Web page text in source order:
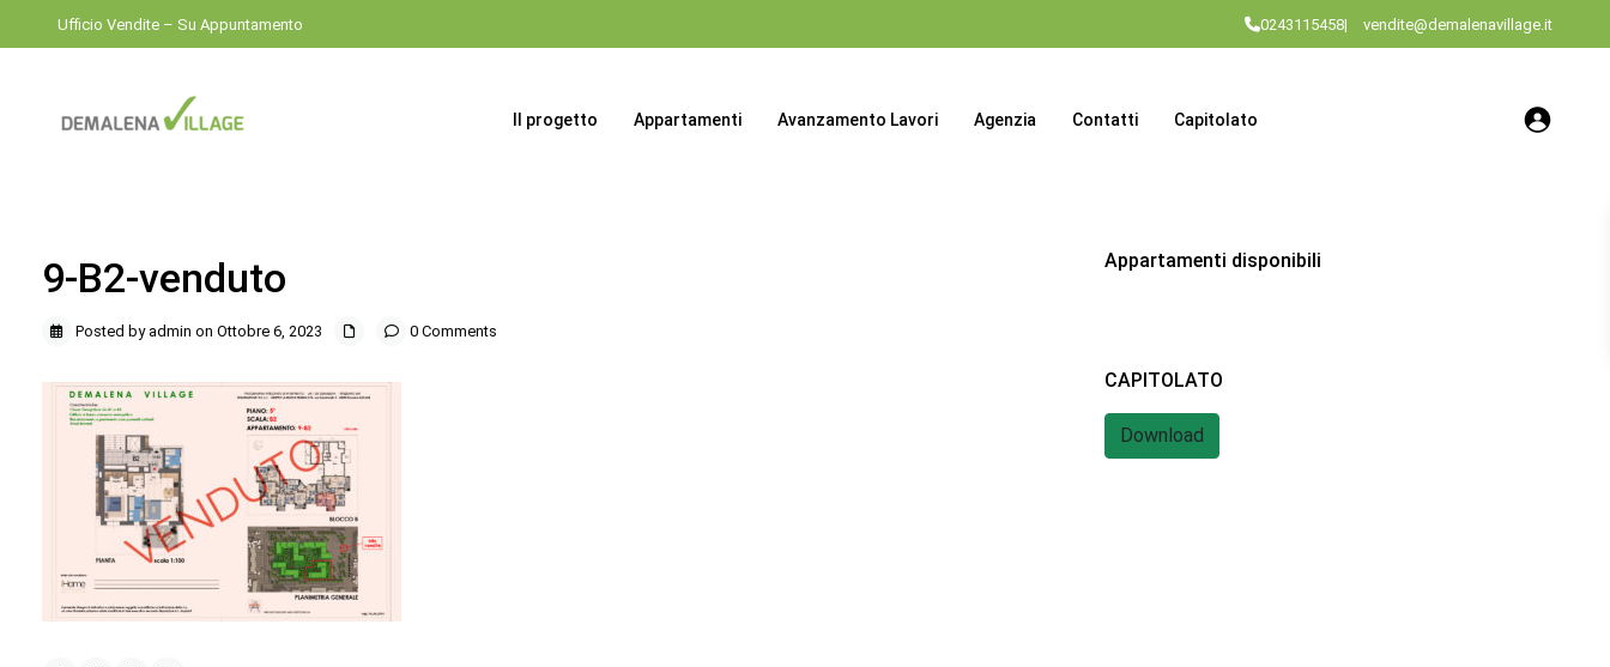
Ufficio Vendite – Su Appuntamento 0243115458| vendite@demalenavillage.it
Il progetto Appartamenti Avanzamento Lavori Agenzia Contatti Capitolato
9-B2-venduto
Posted by admin on Ottobre 6, 2023 0 Comments
Appartamenti disponibili
CAPITOLATO
Download